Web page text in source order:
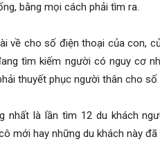
bằng mọi cách phải tìm ra.
về cho số điện thoại của con,
tìm kiếm người có nguy cơ
thuyết phục người thân cho số
nhất là lần tìm 12 du khách
mới hay những du khách này đã